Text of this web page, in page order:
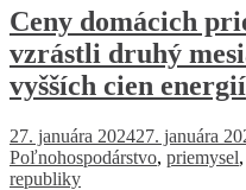
Ceny domácich
vzrástli druhý
vyšších cien energií
27. januára 202427. januára
Poľnohospodárstvo, priemysel,
republiky